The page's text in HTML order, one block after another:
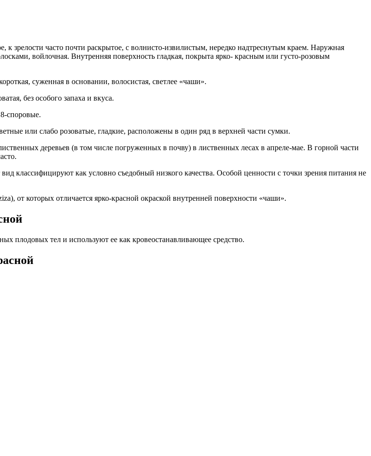
зрелости часто почти раскрытое, с волнисто-извилистым, нередко надтреснутым краем. Наружная
войлочная. Внутренняя поверхность гладкая, покрыта ярко- красным или густо-розовым
суженная в основании, волосистая, светлее «чаши».
без особого запаха и вкуса.
споровые.
или слабо розоватые, гладкие, расположены в один ряд в верхней части сумки.
деревьев (в том числе погруженных в почву) в лиственных лесах в апреле-мае. В горной части
классифицируют как условно съедобный низкого качества. Особой ценности с точки зрения питания не
от которых отличается ярко-красной окраской внутренней поверхности «чаши».
плодовых тел и используют ее как кровеостанавливающее средство.